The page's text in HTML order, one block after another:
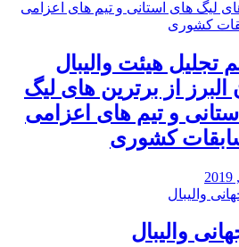
تجلیل هیئت والیبال
البرز از برترین های لیگ
و تیم های اعزامی
کشوری
والیبال